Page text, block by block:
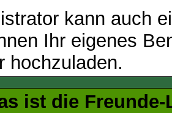
kann auch
Ihr eigenes
hochzuladen.
ist die